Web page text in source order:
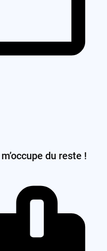
du reste !